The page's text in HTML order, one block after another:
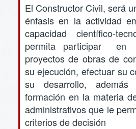
El Constructor Civil, será
énfasis en la actividad
capacidad científico-
permita participar
proyectos de obras de
su ejecución, efectuar su
su desarrollo,
formación en la materia
administrativos que le
criterios de decisión